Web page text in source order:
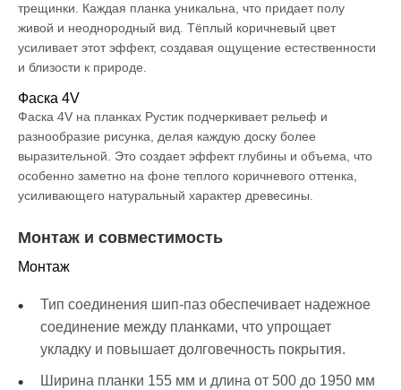
трещинки. Каждая планка уникальна, что придает полу
живой и неоднородный вид. Тёплый коричневый цвет
усиливает этот эффект, создавая ощущение естественности
и близости к природе.
Фаска 4V
Фаска 4V на планках Рустик подчеркивает рельеф и
разнообразие рисунка, делая каждую доску более
выразительной. Это создает эффект глубины и объема, что
особенно заметно на фоне теплого коричневого оттенка,
усиливающего натуральный характер древесины.
Монтаж и совместимость
Монтаж
Тип соединения шип-паз обеспечивает надежное
соединение между планками, что упрощает
укладку и повышает долговечность покрытия.
Ширина планки 155 мм и длина от 500 до 1950 мм